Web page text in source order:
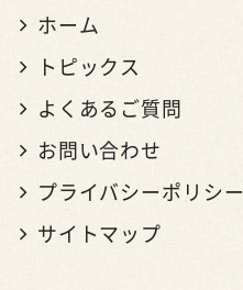
ホーム
トピックス
よくあるご質問
お問い合わせ
プライバシーポリシー
サイトマップ